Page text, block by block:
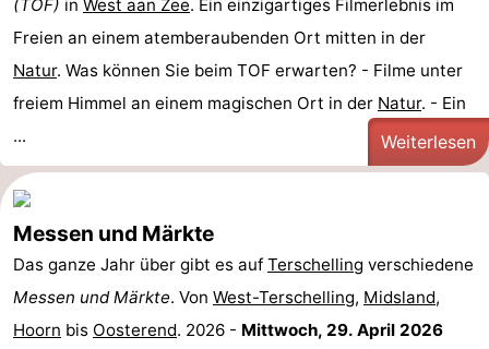
Tjermelân
Hotels
Zimmer
(mit
Frühstück)
Lastminutes
Strand
Sehen
&
tun
-
Museen
(TOF) in West aan Zee. Ein einzigartiges Filmerlebnis im
Freien an einem atemberaubenden Ort mitten in der
Natur. Was können Sie beim TOF erwarten? - Filme unter
freiem Himmel an einem magischen Ort in der Natur. - Ein
...
Weiterlesen
Messen und Märkte
Das ganze Jahr über gibt es auf Terschelling verschiedene
Messen und Märkte. Von West-Terschelling, Midsland,
Hoorn bis Oosterend. 2026 - Mittwoch, 29. April 2026